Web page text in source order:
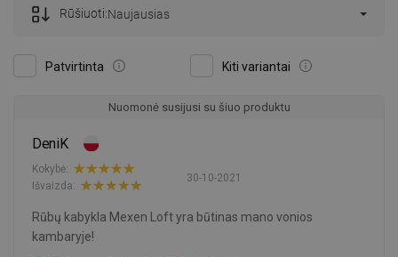
Patvirtinta Kiti variantai
Rūšiuoti:Naujausias
Nuomonė susijusi su šiuo produktu
DeniK
30-10-2021
Kokybė:
Išvaizda:
Rūbų kabykla Mexen Loft yra būtinas mano vonios
kambaryje!